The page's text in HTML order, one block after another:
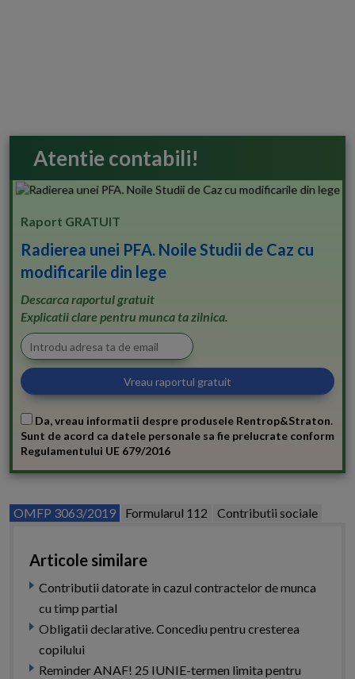
Atentie contabili!
Raport GRATUIT
Radierea unei PFA. Noile Studii de Caz cu
modificarile din lege
Descarca raportul gratuit
Explicatii clare pentru munca ta zilnica.
Da, vreau informatii despre produsele Rentrop&Straton.
Sunt de acord ca datele personale sa fie prelucrate conform
Regulamentului UE 679/2016
OMFP 3063/2019 Formularul 112 Contributii sociale
Articole similare
Contributii datorate in cazul contractelor de munca
cu timp partial
Obligatii declarative. Concediu pentru cresterea
copilului
Reminder ANAF! 25 IUNIE-termen limita pentru